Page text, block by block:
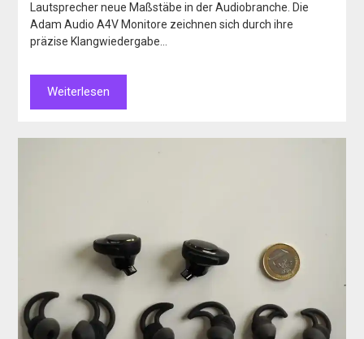
Lautsprecher neue Maßstäbe in der Audiobranche. Die
Adam Audio A4V Monitore zeichnen sich durch ihre
präzise Klangwiedergabe…
Weiterlesen